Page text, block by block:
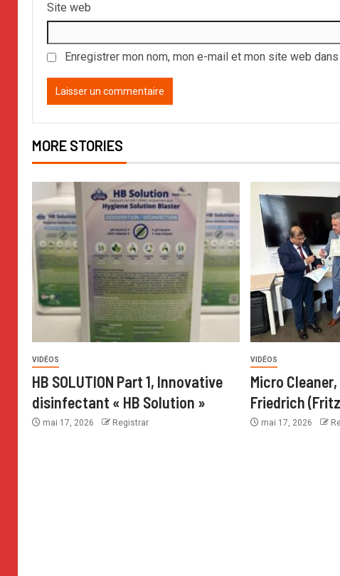
Site web
Enregistrer mon nom, mon e-mail et mon site web
MORE STORIES
VIDÉOS
HB SOLUTION Part 1, Innovative
disinfectant « HB Solution »
mai 17, 2026 Registrar
VIDÉOS
Micro
Friedrich
mai 17, 2026